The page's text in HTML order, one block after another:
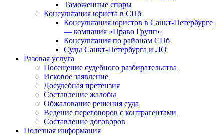
Таможенные споры
Консультация юриста в СПб
Консультация юристов в Санкт-Петербурге
— компания «Право Групп»
Консультация по районам СПб
Суды Санкт-Петербурга и ЛО
Разовая услуга
Посещение судебного разбирательства
Исковое заявление
Досудебная претензия
Составление жалобы
Обжалование решения суда
Ведение переговоров с контрагентами
Составление договоров
Полезная информация